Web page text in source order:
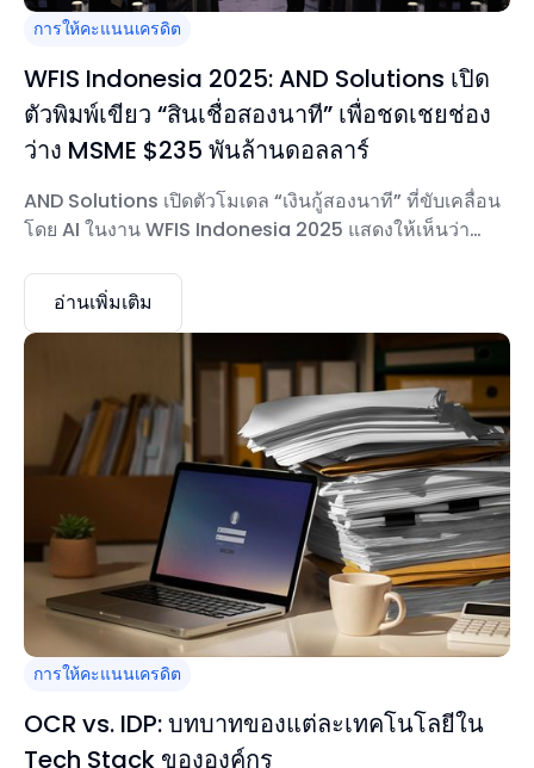
การให้คะแนนเครดิต
WFIS Indonesia 2025: AND Solutions เปิด
ตัวพิมพ์เขียว “สินเชื่อสองนาที” เพื่อชดเชยช่อง
ว่าง MSME $235 พันล้านดอลลาร์
AND Solutions เปิดตัวโมเดล “เงินกู้สองนาที” ที่ขับเคลื่อน
โดย AI ในงาน WFIS Indonesia 2025 แสดงให้เห็นว่า
เชื่อ MSME ได้อย่างไร
อ่านเพิ่มเติม
การให้คะแนนเครดิต
OCR vs. IDP: บทบาทของแต่ละเทคโนโลยีใน
Tech Stack ขององค์กร